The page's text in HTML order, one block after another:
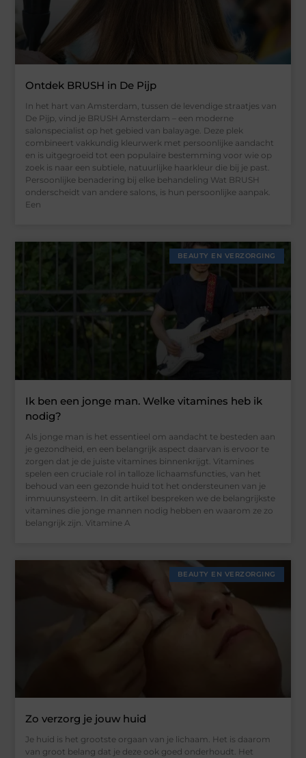
Ontdek BRUSH in De Pijp
In het hart van Amsterdam, tussen de levendige straatjes van
De Pijp, vind je BRUSH Amsterdam – een moderne
salonspecialist op het gebied van balayage. Deze plek
combineert vakkundig kleurwerk met persoonlijke aandacht
en is uitgegroeid tot een populaire bestemming voor wie op
zoek is naar een subtiele, natuurlijke haarkleur die bij je past.
Persoonlijke benadering bij elke behandeling Wat BRUSH
onderscheidt van andere salons, is hun persoonlijke aanpak.
Een
BEAUTY EN VERZORGING
Ik ben een jonge man. Welke vitamines heb ik
nodig?
Als jonge man is het essentieel om aandacht te besteden aan
je gezondheid, en een belangrijk aspect daarvan is ervoor te
zorgen dat je de juiste vitamines binnenkrijgt. Vitamines
spelen een cruciale rol in talloze lichaamsfuncties, van het
behoud van een gezonde huid tot het ondersteunen van je
immuunsysteem. In dit artikel bespreken we de belangrijkste
vitamines die jonge mannen nodig hebben en waarom ze zo
belangrijk zijn. Vitamine A
BEAUTY EN VERZORGING
Zo verzorg je jouw huid
Je huid is het grootste orgaan van je lichaam. Het is daarom
van groot belang dat je deze ook goed onderhoudt. Het